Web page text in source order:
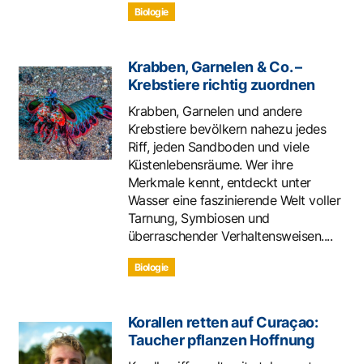
Biologie
Krabben, Garnelen & Co. –
Krebstiere richtig zuordnen
Krabben, Garnelen und andere
Krebstiere bevölkern nahezu jedes
Riff, jeden Sandboden und viele
Küstenlebensräume. Wer ihre
Merkmale kennt, entdeckt unter
Wasser eine faszinierende Welt voller
Tarnung, Symbiosen und
überraschender Verhaltensweisen....
Biologie
Korallen retten auf Curaçao:
Taucher pflanzen Hoffnung